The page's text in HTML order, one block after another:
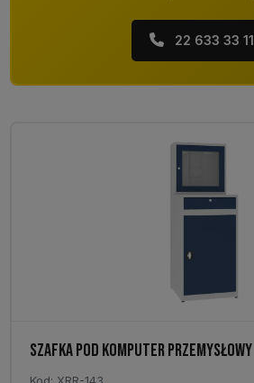
22 633 33 11
SZAFKA POD KOMPUTER PRZEMYSŁOWY